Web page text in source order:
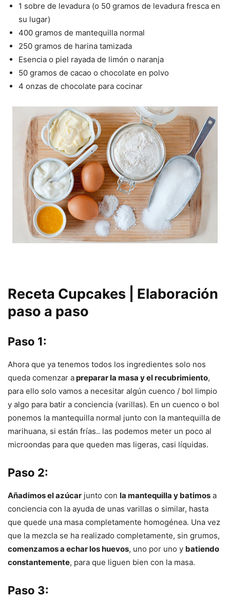
1 sobre de levadura (o 50 gramos de levadura fresca en
su lugar)
400 gramos de mantequilla normal
250 gramos de harina tamizada
Esencia o piel rayada de limón o naranja
50 gramos de cacao o chocolate en polvo
4 onzas de chocolate para cocinar
Receta Cupcakes | Elaboración
paso a paso
Paso 1:
Ahora que ya tenemos todos los ingredientes solo nos
queda comenzar apreparar la masa y el recubrimiento,
para ello solo vamos a necesitar algún cuenco / bol limpio
y algo para batir a conciencia (varillas). En un cuenco o bol
ponemos la mantequilla normal junto con la mantequilla de
marihuana, si están frías.. las podemos meter un poco al
microondas para que queden mas ligeras, casi líquidas.
Paso 2:
Añadimos el azúcar junto con la mantequilla y batimos a
conciencia con la ayuda de unas varillas o similar, hasta
que quede una masa completamente homogénea. Una vez
que la mezcla se ha realizado completamente, sin grumos,
comenzamos a echar los huevos, uno por uno y batiendo
constantemente, para que liguen bien con la masa.
Paso 3: